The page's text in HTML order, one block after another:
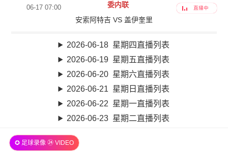
06-17 07:00
委内联
安索阿特吉 VS 盖伊奎里
直播中
2026-06-18 星期四直播列表
2026-06-19 星期五直播列表
2026-06-20 星期六直播列表
2026-06-21 星期日直播列表
2026-06-22 星期一直播列表
2026-06-23 星期二直播列表
✪ 足球录像 ㉔ VIDEO